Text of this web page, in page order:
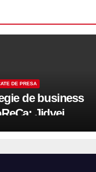
DE PRESA
de business
Jidvei
terasele în